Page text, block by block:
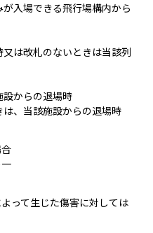
入場できる飛行場構内から
は改札のないときは当該列
設からの退場時
、当該施設からの退場時
って生じた傷害に対しては